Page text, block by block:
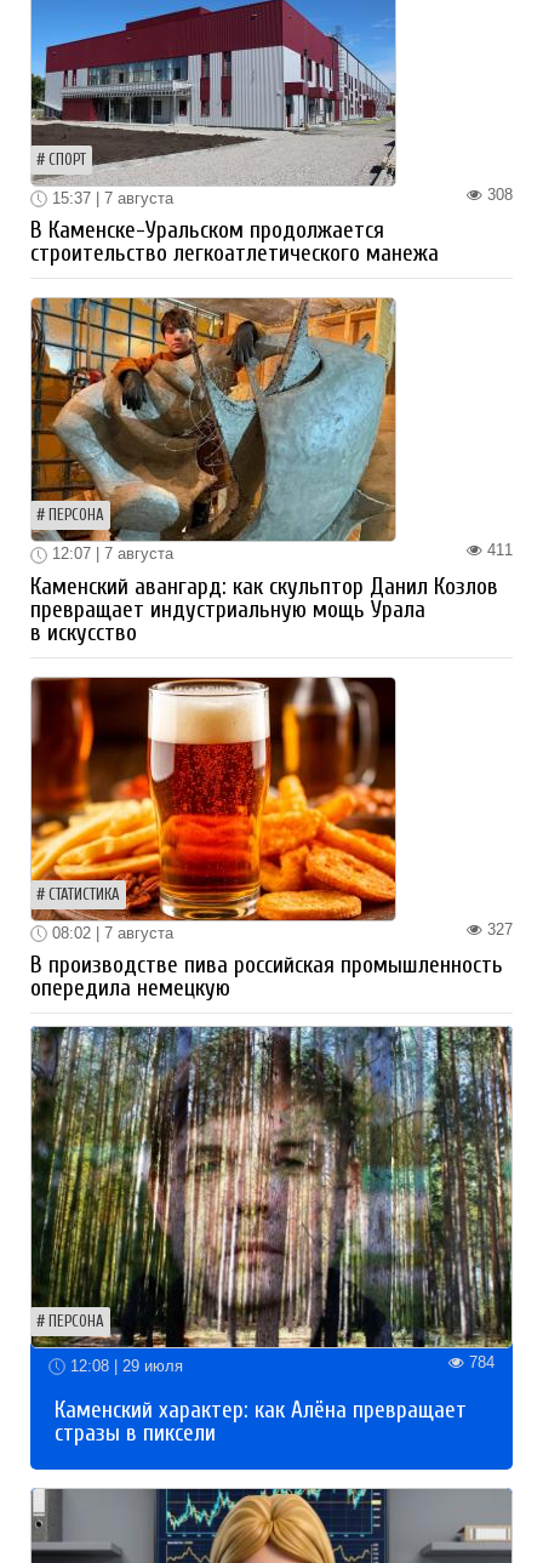
СПОРТ
308
15:37 | 7 августа
В Каменске-Уральском продолжается
строительство легкоатлетического манежа
ПЕРСОНА
411
12:07 | 7 августа
Каменский авангард: как скульптор Данил Козлов
превращает индустриальную мощь Урала
в искусство
СТАТИСТИКА
327
08:02 | 7 августа
В производстве пива российская промышленность
опередила немецкую
ПЕРСОНА
12:08 | 29 июля 784
Каменский характер: как Алёна превращает
стразы в пиксели